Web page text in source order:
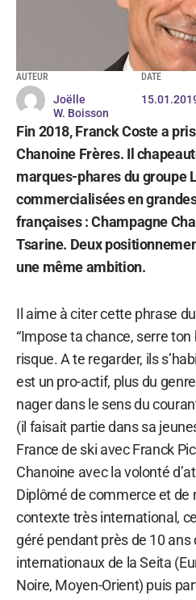
AUTEUR
Joëlle
W. Boisson
DATE
Fin 2018, Franck Coste a
Chanoine Frères. Il
marques-phares du groupe
commercialisées en
françaises : Champagne
Tsarine. Deux
une même ambition.
Il aime à citer cette phrase
“Impose ta chance, serre
risque. A te regarder, ils
est un pro-actif, plus du
nager dans le sens du
(il faisait partie dans sa
France de ski avec Franck
Chanoine avec la volonté
Diplômé de commerce et de
contexte très international,
géré pendant près de 10
internationaux de la Seita
Noire, Moyen-Orient) puis